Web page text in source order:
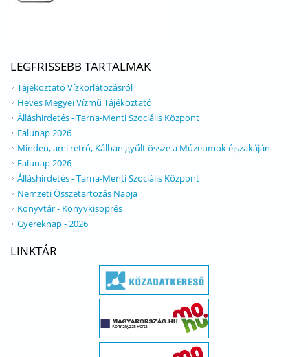
LEGFRISSEBB TARTALMAK
Tájékoztató Vízkorlátozásról
Heves Megyei Vízmű Tájékoztató
Álláshirdetés - Tarna-Menti Szociális Központ
Falunap 2026
Minden, ami retró, Kálban gyűlt össze a Múzeumok éjszakáján
Falunap 2026
Álláshirdetés - Tarna-Menti Szociális Központ
Nemzeti Összetartozás Napja
Könyvtár - Könyvkisöprés
Gyereknap - 2026
LINKTÁR